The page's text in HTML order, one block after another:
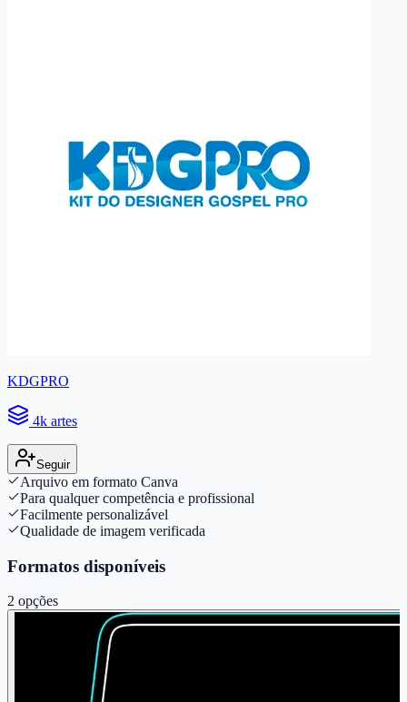
KDGPRO
4k artes
Seguir
Arquivo em formato Canva
Para qualquer competência e profissional
Facilmente personalizável
Qualidade de imagem verificada
Formatos disponíveis
2 opções